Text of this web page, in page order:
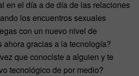
en el día a de día de las relaciones
los encuentros sexuales
con un nuevo nivel de
gracias a la tecnología?
que conociste a alguien y te
tecnológico de por medio?